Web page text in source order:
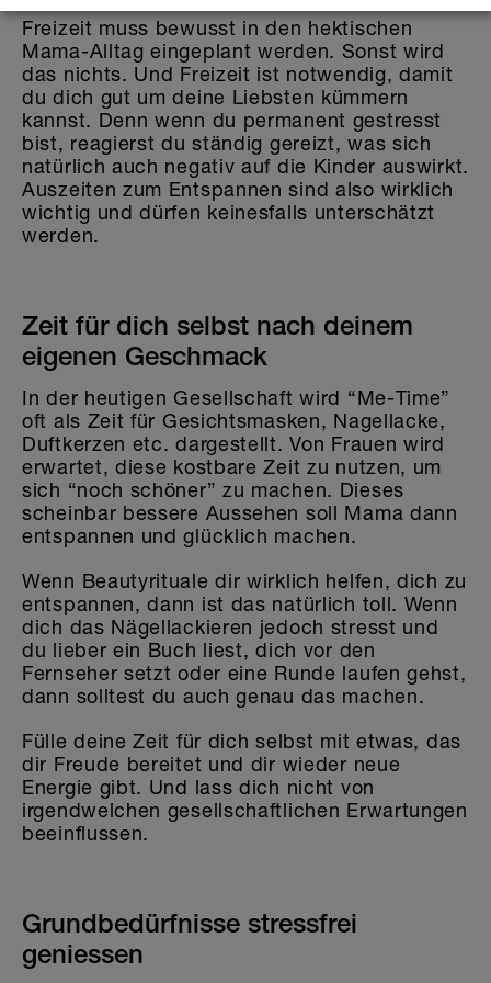
Freizeit muss bewusst in den hektischen
Mama-Alltag eingeplant werden. Sonst wird
das nichts. Und Freizeit ist notwendig, damit
du dich gut um deine Liebsten kümmern
kannst. Denn wenn du permanent gestresst
bist, reagierst du ständig gereizt, was sich
natürlich auch negativ auf die Kinder auswirkt.
Auszeiten zum Entspannen sind also wirklich
wichtig und dürfen keinesfalls unterschätzt
werden.
Zeit für dich selbst nach deinem
eigenen Geschmack
In der heutigen Gesellschaft wird “Me-Time”
oft als Zeit für Gesichtsmasken, Nagellacke,
Duftkerzen etc. dargestellt. Von Frauen wird
erwartet, diese kostbare Zeit zu nutzen, um
sich “noch schöner” zu machen. Dieses
scheinbar bessere Aussehen soll Mama dann
entspannen und glücklich machen.
Wenn Beautyrituale dir wirklich helfen, dich zu
entspannen, dann ist das natürlich toll. Wenn
dich das Nägellackieren jedoch stresst und
du lieber ein Buch liest, dich vor den
Fernseher setzt oder eine Runde laufen gehst,
dann solltest du auch genau das machen.
Fülle deine Zeit für dich selbst mit etwas, das
dir Freude bereitet und dir wieder neue
Energie gibt. Und lass dich nicht von
irgendwelchen gesellschaftlichen Erwartungen
beeinflussen.
Grundbedürfnisse stressfrei
geniessen